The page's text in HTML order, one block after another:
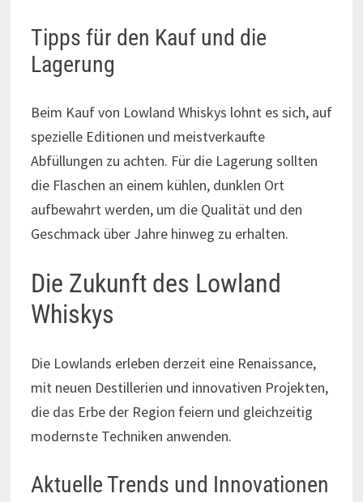
Tipps für den Kauf und die
Lagerung
Beim Kauf von Lowland Whiskys lohnt es sich, auf
spezielle Editionen und meistverkaufte
Abfüllungen zu achten. Für die Lagerung sollten
die Flaschen an einem kühlen, dunklen Ort
aufbewahrt werden, um die Qualität und den
Geschmack über Jahre hinweg zu erhalten.
Die Zukunft des Lowland
Whiskys
Die Lowlands erleben derzeit eine Renaissance,
mit neuen Destillerien und innovativen Projekten,
die das Erbe der Region feiern und gleichzeitig
modernste Techniken anwenden.
Aktuelle Trends und Innovationen